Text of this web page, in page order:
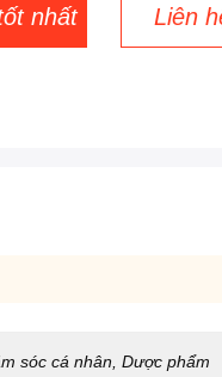
nhất Liên
sóc cá nhân, Dược phẩm